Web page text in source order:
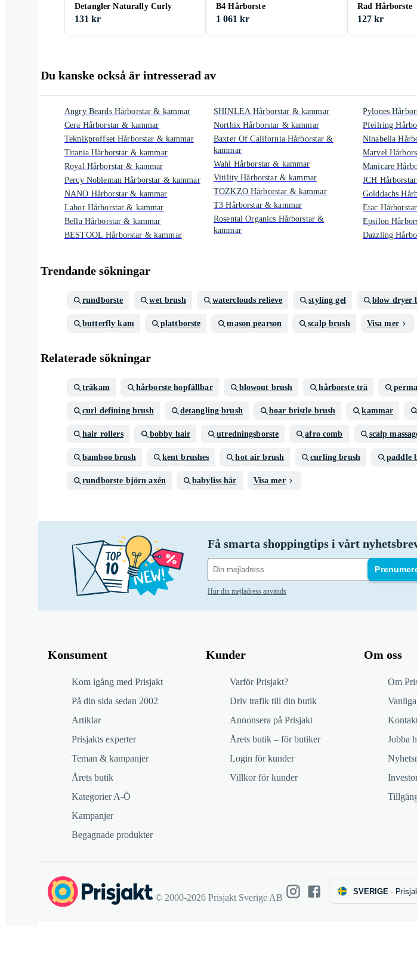
Detangler Naturally Curly
131 kr
B4 Hårborste
1 061 kr
Rad Hårborste
127 kr
Du kanske också är intresserad av
Angry Beards Hårborstar & kammar
Cera Hårborstar & kammar
Teknikproffset Hårborstar & kammar
Titania Hårborstar & kammar
Royal Hårborstar & kammar
Percy Nobleman Hårborstar & kammar
NANO Hårborstar & kammar
Labor Hårborstar & kammar
Bella Hårborstar & kammar
BESTOOL Hårborstar & kammar
SHINLEA Hårborstar & kammar
Northix Hårborstar & kammar
Baxter Of California Hårborstar &
kammar
Wahl Hårborstar & kammar
Vitility Hårborstar & kammar
TOZKZO Hårborstar & kammar
T3 Hårborstar & kammar
Rosental Organics Hårborstar &
kammar
Pylones
Pfeilring
Ninabella
Marvel
Manicare
JCH
Golddachs
Etac
Epsilon
Dazzling
Trendande sökningar
rundborste wet brush waterclouds relieve styling gel blow dryer
butterfly kam plattborste mason pearson scalp brush Visa mer
Relaterade sökningar
träkam hårborste hopfällbar blowout brush hårborste trä
curl defining brush detangling brush boar bristle brush kammar
hair rollers bobby hair utredningsborste afro comb scalp
bamboo brush kent brushes hot air brush curling brush paddle
rundborste björn axén babyliss hår Visa mer
Få smarta shoppingtips i vårt
Hur din mejladress används
Konsument
Kom igång med Prisjakt
På din sida sedan 2002
Artiklar
Prisjakts experter
Teman & kampanjer
Årets butik
Kategorier A-Ö
Kampanjer
Begagnade produkter
Kunder
Varför Prisjakt?
Driv trafik till din butik
Annonsera på Prisjakt
Årets butik – för butiker
Login för kunder
Villkor för kunder
Om oss
Om
Jobba
© 2000-2026 Prisjakt Sverige AB
SVERIGE -